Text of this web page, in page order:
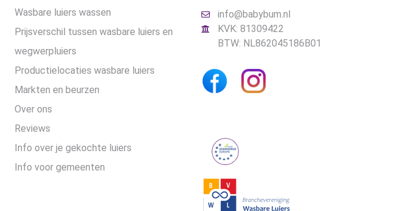
Wasbare luiers wassen
Prijsverschil tussen wasbare luiers en
wegwerpluiers
Productielocaties wasbare luiers
Markten en beurzen
Over ons
Reviews
Info over je gekochte luiers
Info voor gemeenten
info@babybum.nl
KVK: 81309422
BTW: NL862045186B01